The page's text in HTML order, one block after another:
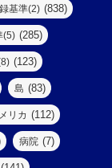
基準(2) (838)
(5) (285)
(123)
島 (83)
リカ (112)
病院 (7)